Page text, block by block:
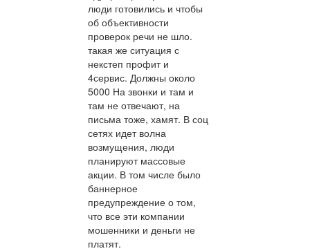
люди готовились и чтобы
об объективности
проверок речи не шло.
такая же ситуация с
некстеп профит и
4сервис. Должны около
5000 На звонки и там и
там не отвечают, на
письма тоже, хамят. В соц
сетях идет волна
возмущения, люди
планируют массовые
акции. В том числе было
баннерное
предупреждение о том,
что все эти компании
мошенники и деньги не
платят.